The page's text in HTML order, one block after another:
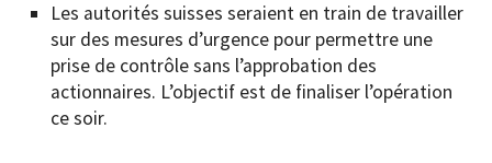
Les autorités suisses seraient en train de travailler
sur des mesures d’urgence pour permettre une
prise de contrôle sans l’approbation des
actionnaires. L’objectif est de finaliser l’opération
ce soir.